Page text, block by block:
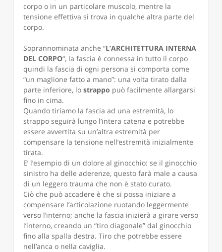
corpo o in un particolare muscolo, mentre la
tensione effettiva si trova in qualche altra parte del
corpo.
Soprannominata anche “L’ARCHITETTURA INTERNA
DEL CORPO“, la fascia è connessa in tutto il corpo
quindi la fascia di ogni persona si comporta come
“un maglione fatto a mano”: una volta tirato dalla
parte inferiore, lostrappo può facilmente allargarsi
fino in cima.
Quando tiriamo la fascia ad una estremità, lo
strappo seguirà lungo l’intera catena e potrebbe
essere avvertita su un’altra estremità per
compensare la tensione nell’estremità inizialmente
tirata.
E’ l’esempio di un dolore al ginocchio: se il ginocchio
sinistro ha delle aderenze, questo farà male a causa
di un leggero trauma che non è stato curato.
Ciò che può accadere è che si possa iniziare a
compensare l’articolazione ruotando leggermente
verso l’interno; anche la fascia inizierà a girare verso
l’interno, creando un “tiro diagonale” dal ginocchio
fino alla spalla destra. Tiro che potrebbe essere
nell’anca o nella caviglia.